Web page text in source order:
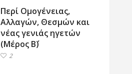
Περί Ομογένειας,
Αλλαγών, Θεσμών και
νέας γενιάς ηγετών
(Μέρος Β΄)
2